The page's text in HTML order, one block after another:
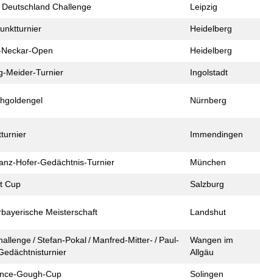
Deutschland Challenge Leipzig
Heidelberg
Neckar-Open Heidelberg
Meider-Turnier Ingolstadt
Nürnberg
Immendingen
Hofer-Gedächtnis-Turnier München
Cup Salzburg
Meister­schaft Landshut
/ Stefan-Pokal / Manfred-Mitter- / Paul-
Wangen im
Allgäu
Gough-Cup Solingen